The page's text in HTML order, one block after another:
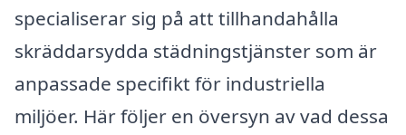
specialiserar sig på att tillhandahålla
skräddarsydda städningstjänster som är
anpassade specifikt för industriella
miljöer. Här följer en översyn av vad dessa